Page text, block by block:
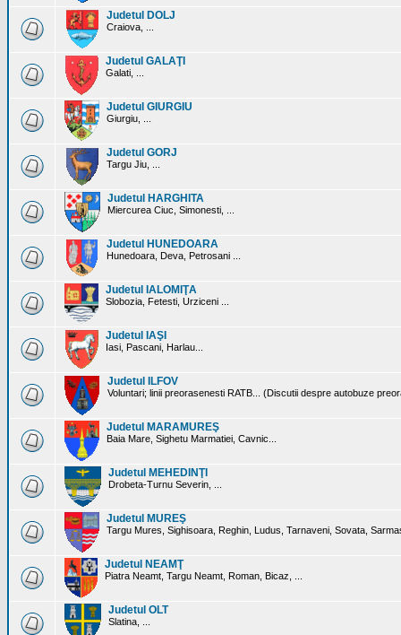
Judetul DOLJ
Craiova, ...
Judetul GALAŢI
Galati, ...
Judetul GIURGIU
Giurgiu, ...
Judetul GORJ
Targu Jiu, ...
Judetul HARGHITA
Miercurea Ciuc, Simonesti, ...
Judetul HUNEDOARA
Hunedoara, Deva, Petrosani ...
Judetul IALOMIŢA
Slobozia, Fetesti, Urziceni ...
Judetul IAŞI
Iasi, Pascani, Harlau...
Judetul ILFOV
Voluntari; linii preorasenesti RATB... (Discutii despre autobuze
Judetul MARAMUREŞ
Baia Mare, Sighetu Marmatiei, Cavnic...
Judetul MEHEDINŢI
Drobeta-Turnu Severin, ...
Judetul MUREŞ
Targu Mures, Sighisoara, Reghin, Ludus, Tarnaveni, Sovata,
Judetul NEAMŢ
Piatra Neamt, Targu Neamt, Roman, Bicaz, ...
Judetul OLT
Slatina, ...